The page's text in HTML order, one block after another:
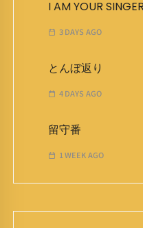
I AM YOUR
3 DAYS AGO
とんぼ返り
4 DAYS AGO
留守番
1 WEEK AGO